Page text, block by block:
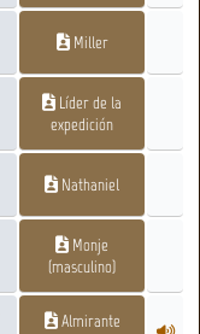
Miller
Líder de la
expedición
Nathaniel
Monje
(masculino)
Almirante